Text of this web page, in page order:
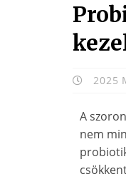
2025
A
nem